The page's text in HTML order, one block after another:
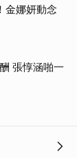
金娜妍動念
張惇涵啪一